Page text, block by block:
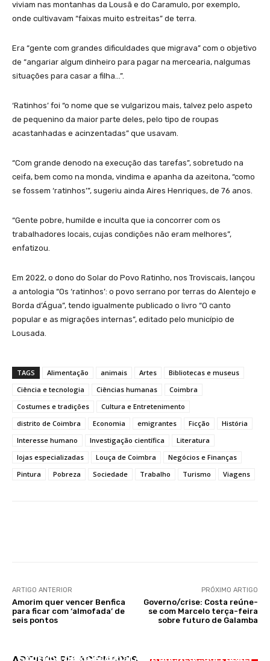
viviam nas montanhas da Lousã e do Caramulo, por exemplo,
onde cultivavam “faixas muito estreitas” de terra.
Era “gente com grandes dificuldades que migrava” com o objetivo
de “angariar algum dinheiro para pagar na mercearia, nalgumas
situações para casar a filha…”.
‘Ratinhos’ foi “o nome que se vulgarizou mais, talvez pelo aspeto
de pequenino da maior parte deles, pelo tipo de roupas
acastanhadas e acinzentadas” que usavam.
“Com grande denodo na execução das tarefas”, sobretudo na
ceifa, bem como na monda, vindima e apanha da azeitona, “como
se fossem ‘ratinhos’”, sugeriu ainda Aires Henriques, de 76 anos.
“Gente pobre, humilde e inculta que ia concorrer com os
trabalhadores locais, cujas condições não eram melhores”,
enfatizou.
Em 2022, o dono do Solar do Povo Ratinho, nos Troviscais, lançou
a antologia “Os ‘ratinhos’: o povo serrano por terras do Alentejo e
Borda d’Água”, tendo igualmente publicado o livro “O canto
popular e as migrações internas”, editado pelo município de
Lousada.
TAGS Alimentação animais Artes
Bibliotecas e museus
Ciência e tecnologia
Ciências humanas
Coimbra
Costumes e tradições
Cultura e Entretenimento
distrito de Coimbra
Economia emigrantes Ficção
História
Interesse humano
Investigação científica
Literatura
lojas especializadas
Louça de Coimbra
Negócios e Finanças
Pintura
Pobreza Sociedade Trabalho Turismo Viagens
ARTIGO ANTERIOR
Amorim quer vencer Benfica
para ficar com ‘almofada’ de
seis pontos
PRÓXIMO ARTIGO
Governo/crise: Costa reúne-
se com Marcelo terça-feira
sobre futuro de Galamba
Sporting deixa escapar vantagem de dois golos